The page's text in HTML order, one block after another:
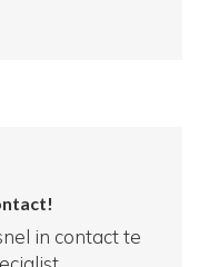
in contact te